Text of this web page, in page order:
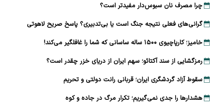
چرا مصرف نان سبوس‌دار مفیدتر است؟
گرانی‌های فعلی نتیجه جنگ است یا بی‌تدبیری؟ پاسخ صریح لاهوتی
خامیز؛ کارپاچیوی ۱۵۰۰ ساله ساسانی که شما را غافلگیر می‌کند!
رمزگشایی از سند آکتائو؛ سهم ایران از دریای خزر چقدر است؟
سقوط آزاد گردشگری ایران؛ قربانی رانت دولتی و تحریم
هشدارها را جدی نمی‌گیریم؛ تکرار مرگ در جاده و کوه